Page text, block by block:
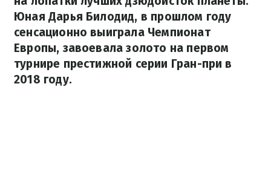
Юная Дарья Билодид, в прошлом году
сенсационно выиграла Чемпионат
Европы, завоевала золото на первом
турнире престижной серии Гран-при в
2018 году.